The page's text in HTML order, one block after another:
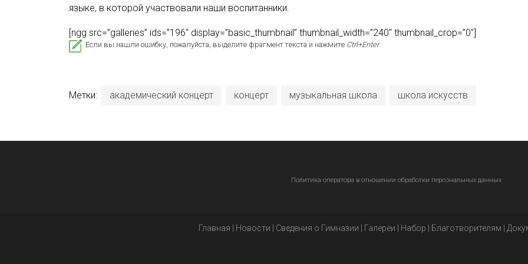
языке, в которой участвовали наши воспитанники.
[ngg src=”galleries” ids=”196″ display=”basic_thumbnail” thumbnail_width=”240″ thumbnail_crop=”0″]
Если вы нашли ошибку, пожалуйста, выделите фрагмент текста и нажмите Ctrl+Enter.
Метки: академический концерт концерт музыкальная школа школа искусств
Политика оператора в отношении обработки персональных данных
Главная | Новости | Сведения о Гимназии | Галереи | Набор | Благотворителям |